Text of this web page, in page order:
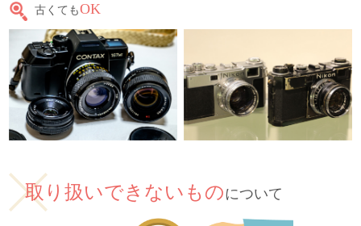
古くてもOK
取り扱いできないものについて